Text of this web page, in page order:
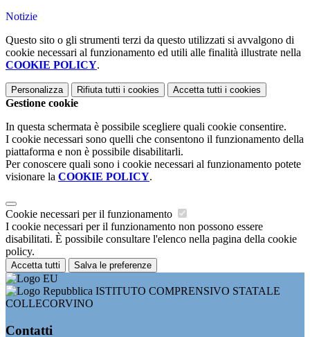
Notizie
Questo sito o gli strumenti terzi da questo utilizzati si avvalgono di
cookie necessari al funzionamento ed utili alle finalità illustrate nella
COOKIE POLICY.
Personalizza Rifiuta tutti i cookies Accetta tutti i cookies
Gestione cookie
In questa schermata è possibile scegliere quali cookie consentire.
I cookie necessari sono quelli che consentono il funzionamento della
piattaforma e non è possibile disabilitarli.
Per conoscere quali sono i cookie necessari al funzionamento potete
visionare la COOKIE POLICY.
Cookie necessari per il funzionamento
I cookie necessari per il funzionamento non possono essere
disabilitati. È possibile consultare l'elenco nella pagina della cookie
policy.
Accetta tutti Salva le preferenze
ISTITUTO COMPRENSIVO STATALE
COLLECORVINO
Contatti